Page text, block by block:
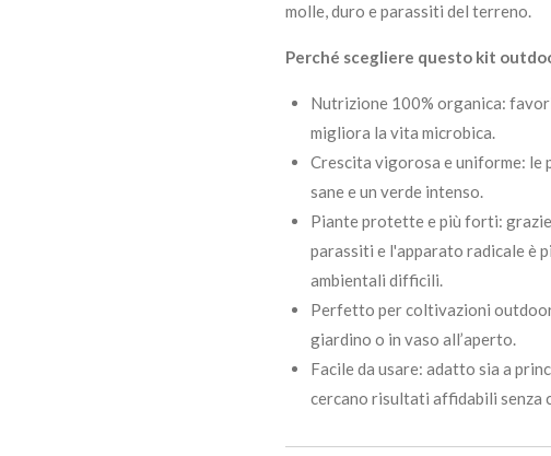
molle, duro e parassiti del terreno.
Perché scegliere questo kit
Nutrizione 100% organica:
migliora la vita microbica.
Crescita vigorosa e uniforme:
sane e un verde intenso.
Piante protette e più forti:
parassiti e l'apparato radicale è
ambientali difficili.
Perfetto per coltivazioni
giardino o in vaso all’aperto.
Facile da usare: adatto sia a
cercano risultati affidabili senza